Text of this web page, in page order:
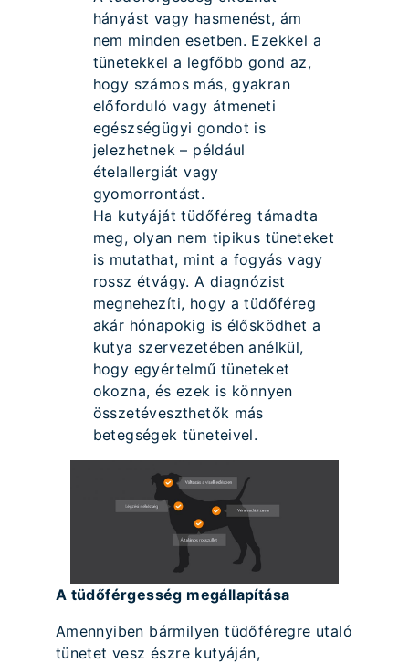
hányást vagy hasmenést, ám
nem minden esetben. Ezekkel a
tünetekkel a legfőbb gond az,
hogy számos más, gyakran
előforduló vagy átmeneti
egészségügyi gondot is
jelezhetnek – például
ételallergiát vagy
gyomorrontást.
Ha kutyáját tüdőféreg támadta
meg, olyan nem tipikus tüneteket
is mutathat, mint a fogyás vagy
rossz étvágy. A diagnózist
megnehezíti, hogy a tüdőféreg
akár hónapokig is élősködhet a
kutya szervezetében anélkül,
hogy egyértelmű tüneteket
okozna, és ezek is könnyen
összetéveszthetők más
betegségek tüneteivel.
A tüdőférgesség megállapítása
Amennyiben bármilyen tüdőféregre utaló
tünetet vesz észre kutyáján,